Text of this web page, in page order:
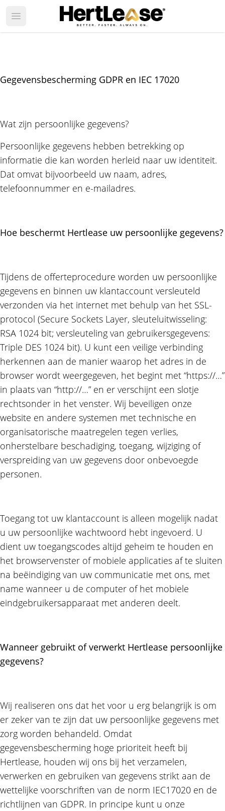
Open main menu
Gegevensbescherming GDPR en IEC 17020
Wat zijn persoonlijke gegevens?
Persoonlijke gegevens hebben betrekking op
informatie die kan worden herleid naar uw identiteit.
Dat omvat bijvoorbeeld uw naam, adres,
telefoonnummer en e-mailadres.
Hoe beschermt Hertlease uw persoonlijke gegevens?
Tijdens de offerteprocedure worden uw persoonlijke
gegevens en binnen uw klantaccount versleuteld
verzonden via het internet met behulp van het SSL-
protocol (Secure Sockets Layer, sleuteluitwisseling:
RSA 1024 bit; versleuteling van gebruikersgegevens:
Triple DES 1024 bit). U kunt een veilige verbinding
herkennen aan de manier waarop het adres in de
browser wordt weergegeven, het begint met “https://…”
in plaats van “http://…” en er verschijnt een slotje
rechtsonder in het venster. Wij beveiligen onze
website en andere systemen met technische en
organisatorische maatregelen tegen verlies,
onherstelbare beschadiging, toegang, wijziging of
verspreiding van uw gegevens door onbevoegde
personen.
Toegang tot uw klantaccount is alleen mogelijk nadat
u uw persoonlijke wachtwoord hebt ingevoerd. U
dient uw toegangscodes altijd geheim te houden en
het browservenster of mobiele applicaties af te sluiten
na beëindiging van uw communicatie met ons, met
name wanneer u de computer of het mobiele
eindgebruikersapparaat met anderen deelt.
Wanneer gebruikt of verwerkt Hertlease persoonlijke
gegevens?
Wij realiseren ons dat het voor u erg belangrijk is om
er zeker van te zijn dat uw persoonlijke gegevens met
zorg worden behandeld. Omdat
gegevensbescherming hoge prioriteit heeft bij
Hertlease, houden wij ons bij het verzamelen,
verwerken en gebruiken van gegevens strikt aan de
wettelijke voorschriften van de norm IEC17020 en de
richtlijnen van GDPR. In principe kunt u onze